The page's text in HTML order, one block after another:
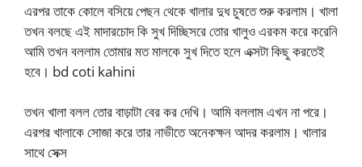
এরপর তাকে কোলে বসিয়ে পেছন থেকে খালার দুধ চুষতে শুরু করলাম। খালা
তখন বলছে এই মাদারচোদ কি সুখ দিচ্ছিসরে তোর খালুও এরকম করে করেনি
আমি তখন বললাম তোমার মত মালকে সুখ দিতে হলে এক্সটা কিছু করতেই
হবে। bd coti kahini
তখন খালা বলল তোর বাড়াটা বের কর দেখি। আমি বললাম এখন না পরে।
এরপর খালাকে সোজা করে তার নাভীতে অনেকক্ষন আদর করলাম। খালার
সাথে সেক্স